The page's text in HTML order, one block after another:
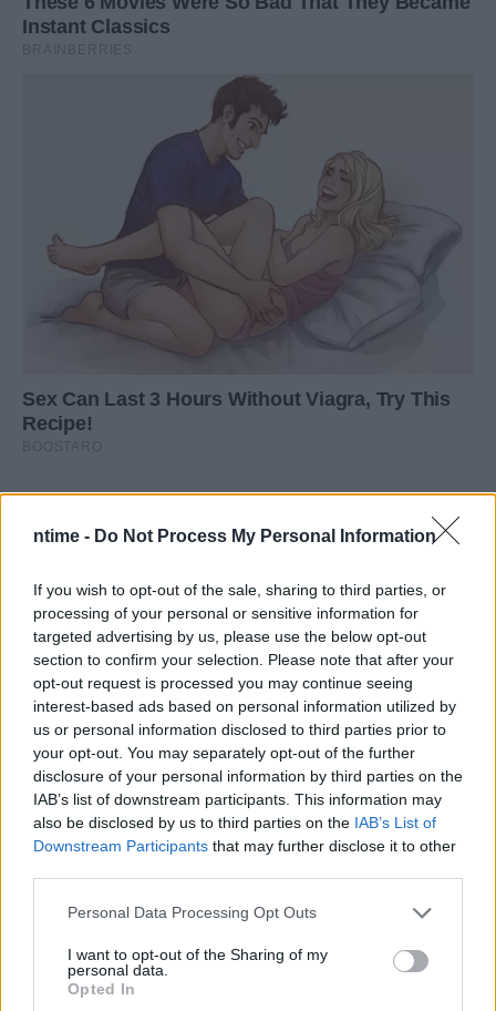
ntime - Do Not Process My Personal Information
If you wish to opt-out of the sale, sharing to third parties, or
processing of your personal or sensitive information for
targeted advertising by us, please use the below opt-out
section to confirm your selection. Please note that after your
opt-out request is processed you may continue seeing
interest-based ads based on personal information utilized by
us or personal information disclosed to third parties prior to
your opt-out. You may separately opt-out of the further
disclosure of your personal information by third parties on the
IAB’s list of downstream participants. This information may
also be disclosed by us to third parties on the IAB’s List of
Downstream Participants that may further disclose it to other
Personal Data Processing Opt Outs
I want to opt-out of the Sharing of my
personal data.
Opted In